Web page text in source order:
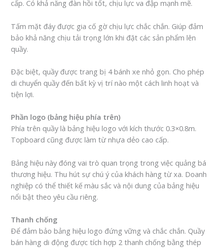
cấp. Có khả năng đàn hồi tốt, chịu lực va đập mạnh mẽ.
Tấm mặt đáy được gia cố gờ chịu lực chắc chắn. Giúp đảm
bảo khả năng chịu tải trọng lớn khi đặt các sản phẩm lên
quầy.
Đặc biệt, quầy được trang bị 4 bánh xe nhỏ gọn. Cho phép
di chuyển quầy đến bất kỳ vị trí nào một cách linh hoạt và
tiện lợi.
Phần logo (bảng hiệu phía trên)
Phía trên quầy là bảng hiệu logo với kích thước 0.3×0.8m.
Topboard cũng được làm từ nhựa dẻo cao cấp.
Bảng hiệu này đóng vai trò quan trọng trong việc quảng bá
thương hiệu. Thu hút sự chú ý của khách hàng từ xa. Doanh
nghiệp có thể thiết kế màu sắc và nội dung của bảng hiệu
nổi bật theo yêu cầu riêng.
Thanh chống
Để đảm bảo bảng hiệu logo đứng vững và chắc chắn. Quầy
bán hàng di động được tích hợp 2 thanh chống bằng thép